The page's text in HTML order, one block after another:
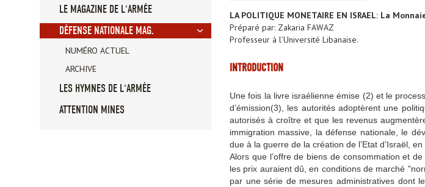
LE MAGAZINE DE L'ARMÉE
DÉFENSE NATIONALE MAG.
NUMÉRO ACTUEL
ARCHIVE
LES HYMNES DE L'ARMÉE
ATTENTION MINES
LA POLITIQUE MONETAIRE EN ISRAEL: La
Préparé par: Zakaria FAWAZ
Professeur à l’Université Libanaise.
INTRODUCTION
Une fois la livre israélienne émise (2) et le
d’émission(3), les autorités adoptèrent une
autorisés à croître et que les revenus
immigration massive, la défense nationale, le
due à la guerre de la création de l’Etat d’Israël, en
Alors que l’offre de biens de consommation et
les prix auraient dû, en conditions de marché
par une série de mesures administratives dont